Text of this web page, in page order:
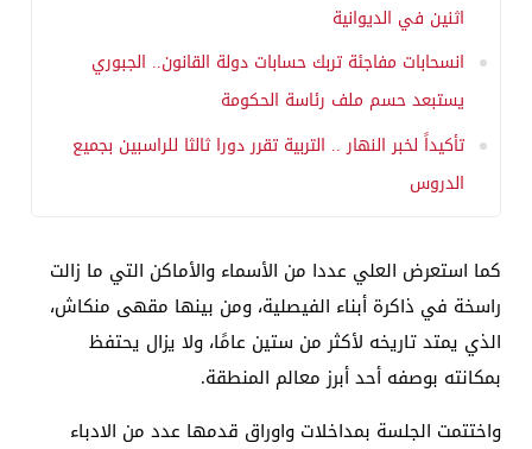
اثنين في الديوانية
انسحابات مفاجئة تربك حسابات دولة القانون.. الجبوري
يستبعد حسم ملف رئاسة الحكومة
تأكيداً لخبر النهار .. التربية تقرر دورا ثالثا للراسبين بجميع
الدروس
كما استعرض العلي عددا من الأسماء والأماكن التي ما زالت
راسخة في ذاكرة أبناء الفيصلية، ومن بينها مقهى منكاش،
الذي يمتد تاريخه لأكثر من ستين عامًا، ولا يزال يحتفظ
بمكانته بوصفه أحد أبرز معالم المنطقة.
واختتمت الجلسة بمداخلات واوراق قدمها عدد من الادباء